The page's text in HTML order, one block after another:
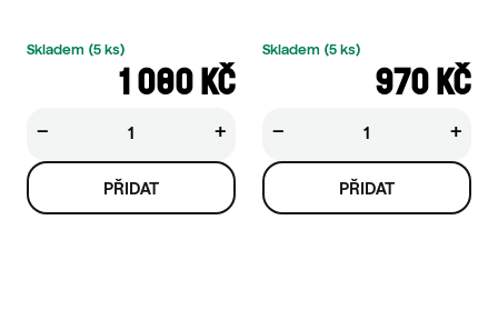
1 080 KČ
Skladem (5 ks)
+
−
970 KČ
Skladem (5 ks)
+
−